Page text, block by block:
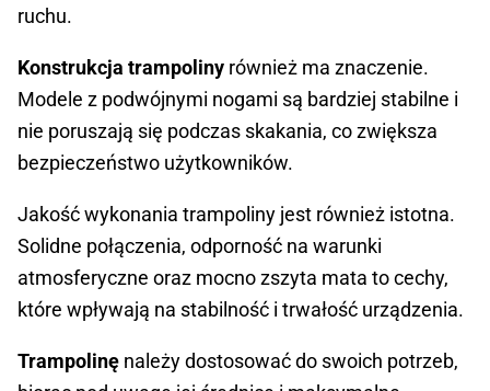
ruchu.
Konstrukcja trampoliny również ma znaczenie.
Modele z podwójnymi nogami są bardziej stabilne i
nie poruszają się podczas skakania, co zwiększa
bezpieczeństwo użytkowników.
Jakość wykonania trampoliny jest również istotna.
Solidne połączenia, odporność na warunki
atmosferyczne oraz mocno zszyta mata to cechy,
które wpływają na stabilność i trwałość urządzenia.
Trampolinę należy dostosować do swoich potrzeb,